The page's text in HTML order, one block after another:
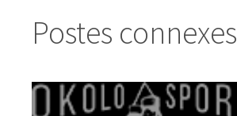
Postes connexes